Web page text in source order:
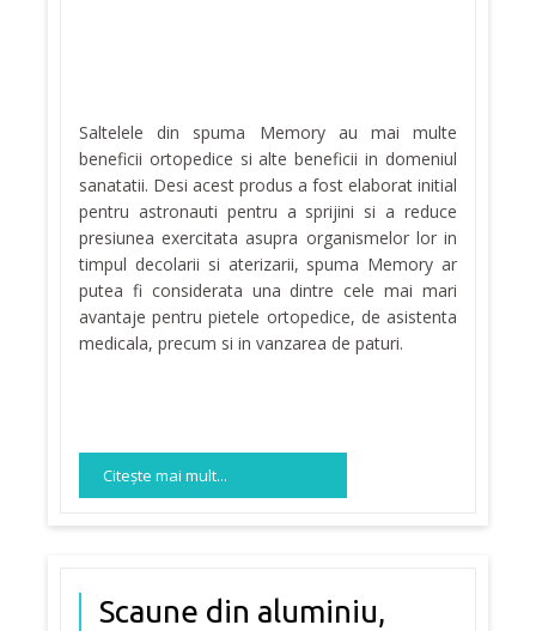
Saltelele din spuma Memory au mai multe
beneficii ortopedice si alte beneficii in domeniul
sanatatii. Desi acest produs a fost elaborat initial
pentru astronauti pentru a sprijini si a reduce
presiunea exercitata asupra organismelor lor in
timpul decolarii si aterizarii, spuma Memory ar
putea fi considerata una dintre cele mai mari
avantaje pentru pietele ortopedice, de asistenta
medicala, precum si in vanzarea de paturi.
Citeşte mai mult...
Scaune din aluminiu,